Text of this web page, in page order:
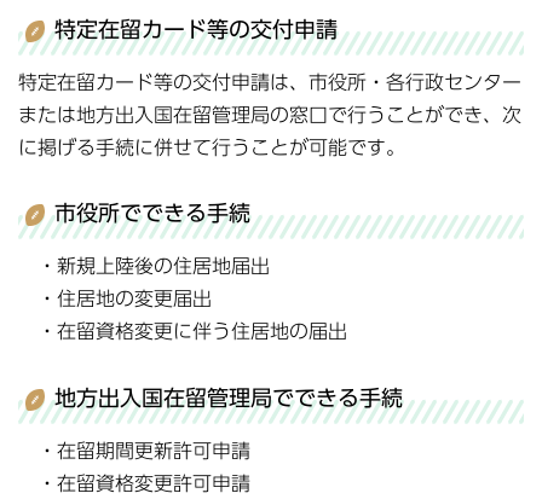
特定在留カード等の交付申請
特定在留カード等の交付申請は、市役所・各行政センター
または地方出入国在留管理局の窓口で行うことができ、次
に掲げる手続に併せて行うことが可能です。
市役所でできる手続
・新規上陸後の住居地届出
・住居地の変更届出
・在留資格変更に伴う住居地の届出
地方出入国在留管理局でできる手続
・在留期間更新許可申請
・在留資格変更許可申請